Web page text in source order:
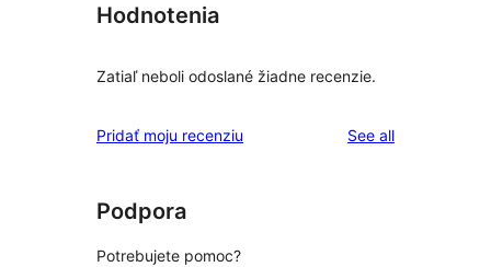
Hodnotenia
Zatiaľ neboli odoslané žiadne recenzie.
Pridať moju recenziu See allreviews
Podpora
Potrebujete pomoc?